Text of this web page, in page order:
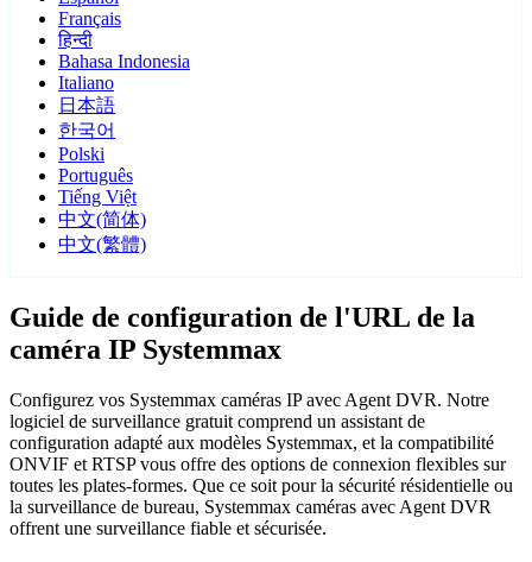
Français
हिन्दी
Bahasa Indonesia
Italiano
日本語
한국어
Polski
Português
Tiếng Việt
中文(简体)
中文(繁體)
Guide de configuration de l'URL de la
caméra IP Systemmax
Configurez vos Systemmax caméras IP avec Agent DVR. Notre
logiciel de surveillance gratuit comprend un assistant de
configuration adapté aux modèles Systemmax, et la compatibilité
ONVIF et RTSP vous offre des options de connexion flexibles sur
toutes les plates-formes. Que ce soit pour la sécurité résidentielle ou
la surveillance de bureau, Systemmax caméras avec Agent DVR
offrent une surveillance fiable et sécurisée.